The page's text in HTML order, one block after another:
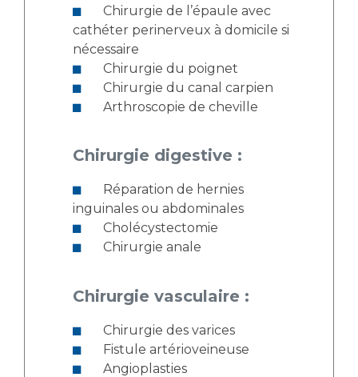
cathéter perinerveux à domicile si
nécessaire
Chirurgie du poignet
Chirurgie du canal carpien
Arthroscopie de cheville
Chirurgie digestive :
inguinales ou abdominales
Cholécystectomie
Chirurgie anale
Chirurgie vasculaire :
Chirurgie des varices
Fistule artérioveineuse
Angioplasties